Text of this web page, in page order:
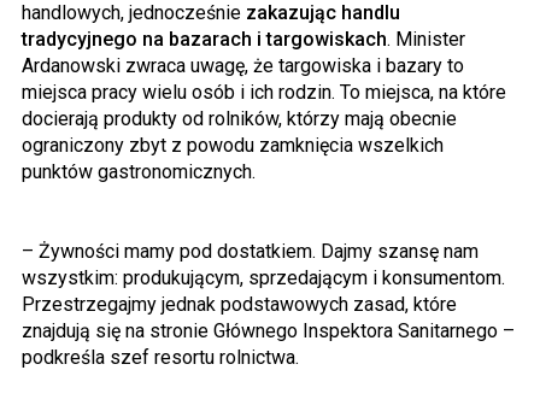
handlowych, jednocześnie zakazując handlu
tradycyjnego na bazarach i targowiskach. Minister
Ardanowski zwraca uwagę, że targowiska i bazary to
miejsca pracy wielu osób i ich rodzin. To miejsca, na które
docierają produkty od rolników, którzy mają obecnie
ograniczony zbyt z powodu zamknięcia wszelkich
punktów gastronomicznych.
– Żywności mamy pod dostatkiem. Dajmy szansę nam
wszystkim: produkującym, sprzedającym i konsumentom.
Przestrzegajmy jednak podstawowych zasad, które
znajdują się na stronie Głównego Inspektora Sanitarnego –
podkreśla szef resortu rolnictwa.